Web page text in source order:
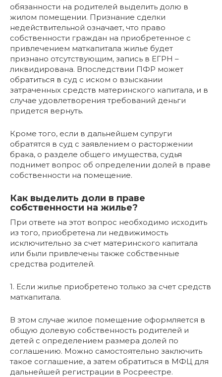
обязанности на родителей выделить долю в
жилом помещении. Признание сделки
недействительной означает, что право
собственности граждан на приобретенное с
привлечением маткапитала жилье будет
признано отсутствующим, запись в ЕГРН –
ликвидирована. Впоследствии ПФР может
обратиться в суд с иском о взыскании
затраченных средств материнского капитала, и в
случае удовлетворения требований деньги
придется вернуть.
Кроме того, если в дальнейшем супруги
обратятся в суд с заявлением о расторжении
брака, о разделе общего имущества, судья
поднимет вопрос об определении долей в праве
собственности на помещение.
Как выделить доли в праве
собственности на жилье?
При ответе на этот вопрос необходимо исходить
из того, приобретена ли недвижимость
исключительно за счет материнского капитала
или были привлечены также собственные
средства родителей.
1. Если жилье приобретено только за счет средств
маткапитала.
В этом случае жилое помещение оформляется в
общую долевую собственность родителей и
детей с определением размера долей по
соглашению. Можно самостоятельно заключить
такое соглашение, а затем обратиться в МФЦ для
дальнейшей регистрации в Росреестре.